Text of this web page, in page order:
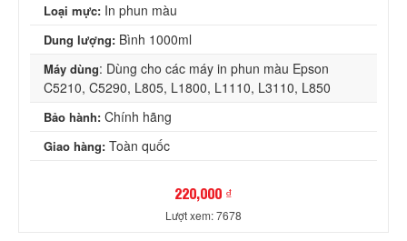
Loại mực: In phun màu
Dung lượng: Bình 1000ml
Máy dùng: Dùng cho các máy in phun màu Epson
C5210, C5290, L805, L1800, L1110, L3110, L850
Bảo hành: Chính hãng
Giao hàng: Toàn quốc
220,000 ₫
Lượt xem: 7678